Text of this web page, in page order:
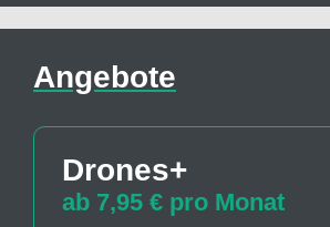
Angebote
Drones+
ab 7,95 € pro Monat